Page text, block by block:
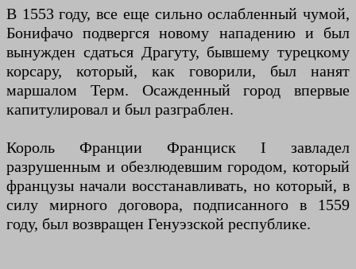
В 1553 году, все еще сильно ослабленный чумой,
Бонифачо подвергся новому нападению и был
вынужден сдаться Драгуту, бывшему турецкому
корсару, который, как говорили, был нанят
маршалом Терм. Осажденный город впервые
капитулировал и был разграблен.
Король Франции Франциск I завладел
разрушенным и обезлюдевшим городом, который
французы начали восстанавливать, но который, в
силу мирного договора, подписанного в 1559
году, был возвращен Генуэзской республике.